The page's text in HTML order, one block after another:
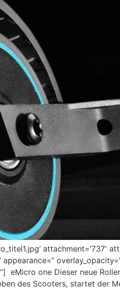
attachment=’737′
eMicro one Dieser neue
des Scooters, startet der